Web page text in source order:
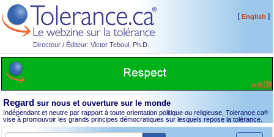
Directeur / Éditeur: Victor Teboul, Ph.D.
[English ]
Regard sur nous et ouverture sur le monde
Indépendant et neutre par rapport à toute orientation politique ou religieuse, Tolerance.ca®
vise à promouvoir les grands principes démocratiques sur lesquels repose la tolérance.